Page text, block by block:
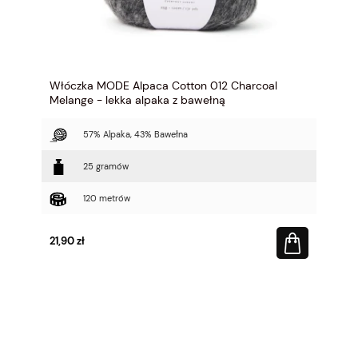
Włóczka MODE Alpaca Cotton 012 Charcoal
Melange - lekka alpaka z bawełną
57% Alpaka, 43% Bawełna
25 gramów
120 metrów
21,90 zł